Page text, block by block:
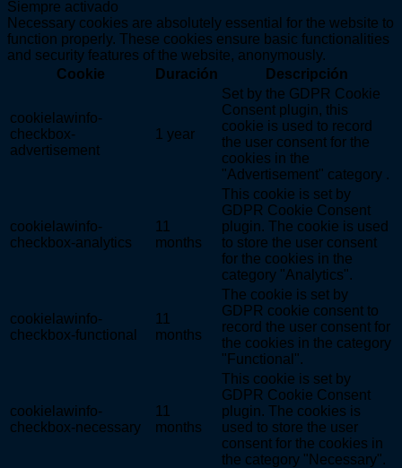
Siempre activado
Necessary cookies are absolutely essential for the website to
function properly. These cookies ensure basic functionalities
and security features of the website, anonymously.
Cookie
Duración Descripción
cookielawinfo-
checkbox-
advertisement
1 year
Set by the GDPR Cookie
Consent plugin, this
cookie is used to record
the user consent for the
cookies in the
"Advertisement" category .
cookielawinfo-
checkbox-analytics
11
months
This cookie is set by
GDPR Cookie Consent
plugin. The cookie is used
to store the user consent
for the cookies in the
category "Analytics".
cookielawinfo-
checkbox-functional
11
months
The cookie is set by
GDPR cookie consent to
record the user consent for
the cookies in the category
"Functional".
cookielawinfo-
checkbox-necessary
11
months
This cookie is set by
GDPR Cookie Consent
plugin. The cookies is
used to store the user
consent for the cookies in
the category "Necessary".